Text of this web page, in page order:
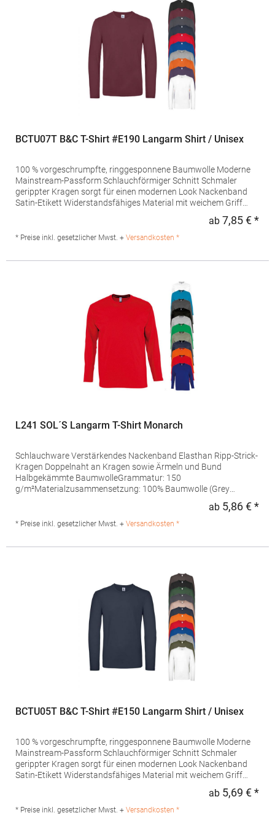
BCTU07T B&C T-Shirt #E190 Langarm Shirt / Unisex
100 % vorgeschrumpfte, ringgesponnene Baumwolle Moderne
Mainstream-Passform Schlauchförmiger Schnitt Schmaler
gerippter Kragen sorgt für einen modernen Look Nackenband
Satin-Etikett Widerstandsfähiges Material mit weichem Griff
Wear Foundation Pfegehinweis: Trockner geeignet40 °C
waschbarBügeln erlaubtGrammatur: 170-199
SA Drève Richelle 161 Waterloo Office Park Building O, box 5
1410 Waterloo Belgien E-Mail: info@bc-collection.eu
ab 7,85 € *
* Preise inkl. gesetzlicher Mwst. + Versandkosten *
L241 SOL´S Langarm T-Shirt Monarch
Schlauchware Verstärkendes Nackenband Elasthan Ripp-Strick-
Kragen Doppelnaht an Kragen sowie Ärmeln und Bund
Halbgekämmte BaumwolleGrammatur: 150
g/m²Materialzusammensetzung: 100% Baumwolle (Grey
Monarch Long SleeveAngaben zur Produktsicherheit: Herst.-Nr.:
11420Hersteller: SOLO INVEST 92 Rue Réaumur 75002 Paris
ab 5,86 € *
* Preise inkl. gesetzlicher Mwst. + Versandkosten *
BCTU05T B&C T-Shirt #E150 Langarm Shirt / Unisex
100 % vorgeschrumpfte, ringgesponnene Baumwolle Moderne
Mainstream-Passform Schlauchförmiger Schnitt Schmaler
gerippter Kragen sorgt für einen modernen Look Nackenband
Satin-Etikett Widerstandsfähiges Material mit weichem Griff
Pfegehinweis: Trockner geeignet40 °C waschbarBügeln
erlaubtGrammatur: 131-149 g/m²Materialzusammensetzung:
ab 5,69 € *
* Preise inkl. gesetzlicher Mwst. + Versandkosten *